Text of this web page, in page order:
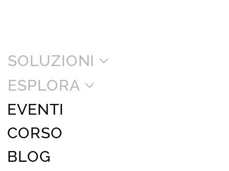
SOLUZIONI
ESPLORA
EVENTI
CORSO
BLOG